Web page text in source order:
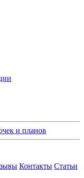
и планов
Контакты Статьи